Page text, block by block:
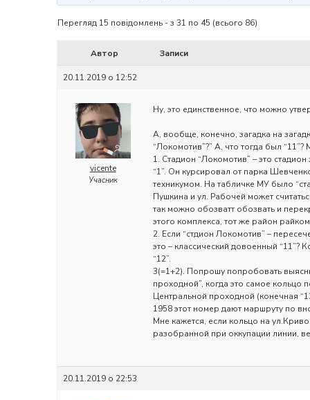
Перегляд 15 повідомлень - з 31 по 45 (всього 86)
Автор Записи
20.11.2019 о 12:52
vicente
Учасник
Ну, это единственное, что можно
А, вообще, конечно, загадка на
“Локомотив”?” А, что тогда был “11”?
1. Стадион “Локомотив” – это
“1”. Он курсировал от парка
техникумом. На табличке МУ было
Пушкина и ул. Рабочей может
так можно обозватт обозвать и
этого комплекса, тот же район
2. Если “стдион Локомотив” –
это – классический довоенный
“12”.
3(=1+2). Попрошу попробовать
проходной”, когда это самое
Центральной проходной (конечная
1958 этот номер дают маршруту по
Мне кажется, если кольцо на
разобранной при оккупации линии,
20.11.2019 о 22:53